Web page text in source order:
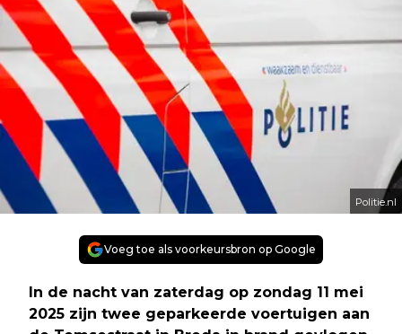
Politie.nl
Voeg toe als voorkeursbron op Google
In de nacht van zaterdag op zondag 11 mei
2025 zijn twee geparkeerde voertuigen aan